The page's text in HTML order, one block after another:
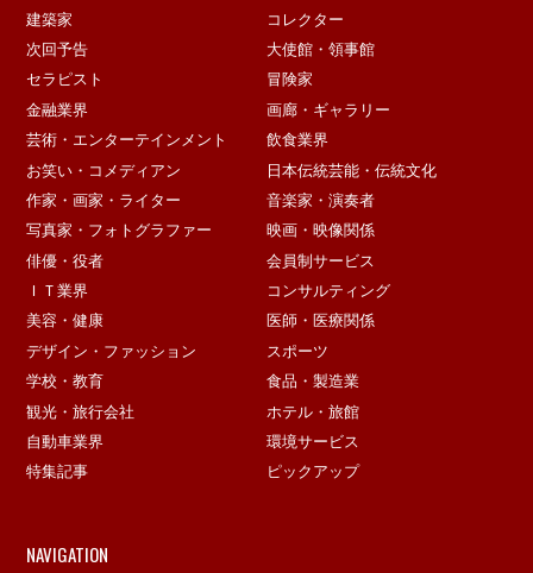
建築家
コレクター
次回予告
大使館・領事館
セラピスト
冒険家
金融業界
画廊・ギャラリー
芸術・エンターテインメント
飲食業界
お笑い・コメディアン
日本伝統芸能・伝統文化
作家・画家・ライター
音楽家・演奏者
写真家・フォトグラファー
映画・映像関係
俳優・役者
会員制サービス
ＩＴ業界
コンサルティング
美容・健康
医師・医療関係
デザイン・ファッション
スポーツ
学校・教育
食品・製造業
観光・旅行会社
ホテル・旅館
自動車業界
環境サービス
特集記事
ピックアップ
NAVIGATION